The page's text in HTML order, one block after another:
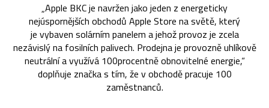
„Apple BKC je navržen jako jeden z energeticky
nejúspornějších obchodů Apple Store na světě, který
je vybaven solárním panelem a jehož provoz je zcela
nezávislý na fosilních palivech. Prodejna je provozně uhlíkově
neutrální a využívá 100procentně obnovitelné energie,“
doplňuje značka s tím, že v obchodě pracuje 100
zaměstnanců.